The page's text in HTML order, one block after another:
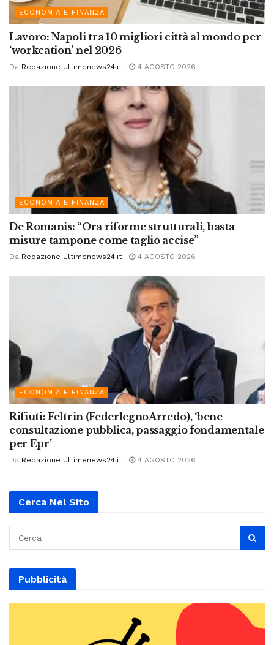
ECONOMIA E FINANZA
Lavoro: Napoli tra 10 migliori città al mondo per
‘workcation’ nel 2026
Da Redazione Ultimenews24.it 4 AGOSTO 2026
ECONOMIA E FINANZA
De Romanis: “Ora riforme strutturali, basta
misure tampone come taglio accise”
Da Redazione Ultimenews24.it 4 AGOSTO 2026
ECONOMIA E FINANZA
Rifiuti: Feltrin (FederlegnoArredo), ‘bene
consultazione pubblica, passaggio fondamentale
per Epr’
Da Redazione Ultimenews24.it 4 AGOSTO 2026
Cerca Nel Sito
Pubblicità